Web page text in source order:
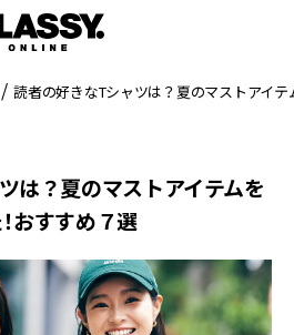
読者の好きなTシャツは？夏のマストアイ
は？夏のマストアイテムを
おすすめ７選